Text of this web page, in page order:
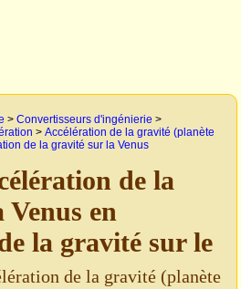
> Convertisseurs d'ingénierie >
> Accélération de la gravité (planète
de la gravité sur la Venus
de la
en
la gravité sur le
de la gravité (planète